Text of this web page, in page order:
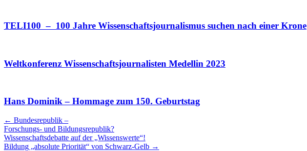
TELI100 – 100 Jahre Wissenschaftsjournalismus suchen nach einer Krone
Weltkonferenz Wissenschaftsjournalisten Medellin 2023
Hans Dominik – Hommage zum 150. Geburtstag
Artikel
Navigation
← Bundesrepublik –
Forschungs- und Bildungsrepublik?
Wissenschaftsdebatte auf der „Wissenswerte“!
Bildung „absolute Priorität“ von Schwarz-Gelb →